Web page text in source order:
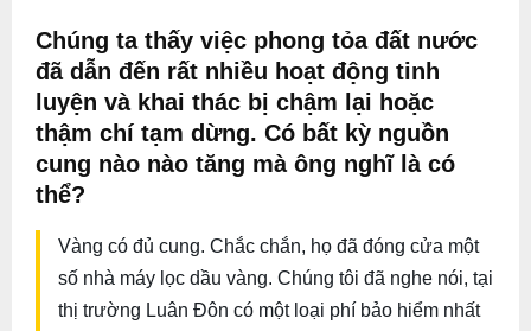
Chúng ta thấy việc phong tỏa đất nước
đã dẫn đến rất nhiều hoạt động tinh
luyện và khai thác bị chậm lại hoặc
thậm chí tạm dừng. Có bất kỳ nguồn
cung nào nào tăng mà ông nghĩ là có
thể?
Vàng có đủ cung. Chắc chắn, họ đã đóng cửa một
số nhà máy lọc dầu vàng. Chúng tôi đã nghe nói, tại
thị trường Luân Đôn có một loại phí bảo hiểm nhất